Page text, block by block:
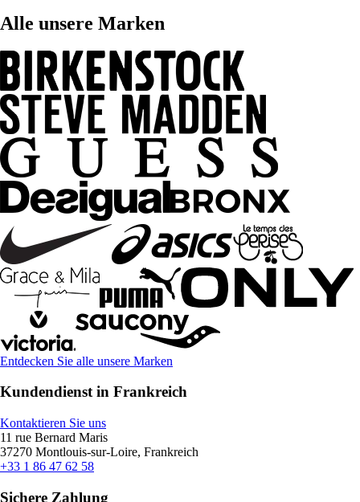
Alle unsere Marken
Entdecken Sie alle unsere Marken
Kundendienst in Frankreich
Kontaktieren Sie uns
11 rue Bernard Maris
37270 Montlouis-sur-Loire, Frankreich
+33 1 86 47 62 58
Sichere Zahlung